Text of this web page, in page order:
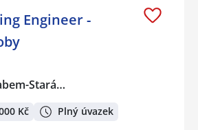
Engineer -
Stará…
Kč Plný úvazek